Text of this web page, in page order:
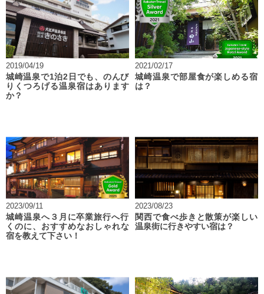
2019/04/19
城崎温泉で1泊2日でも、のんび
りくつろげる温泉宿はあります
か？
2021/02/17
城崎温泉で部屋食が楽しめる宿
は？
2023/09/11
城崎温泉へ３月に卒業旅行へ行
くのに、おすすめなおしゃれな
宿を教えて下さい！
2023/08/23
関西で食べ歩きと散策が楽しい
温泉街に行きやすい宿は？